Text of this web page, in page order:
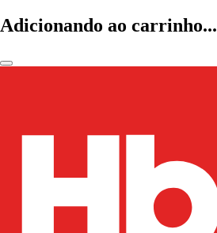
Adicionando ao carrinho...